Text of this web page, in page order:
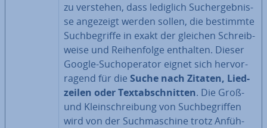
zu verstehen, dass lediglich Such­ergeb­nis­
se angezeigt werden sollen, die bestimmte
Such­be­grif­fe in exakt der gleichen Schreib­
wei­se und Rei­hen­fol­ge enthalten. Dieser
Google-Such­ope­ra­tor eignet sich her­vor­
ra­gend für die Suche nach Zitaten, Lied­
zei­len oder Text­ab­schnit­ten. Die Groß-
und Klein­schrei­bung von Such­be­grif­fen
wird von der Such­ma­schi­ne trotz An­füh­